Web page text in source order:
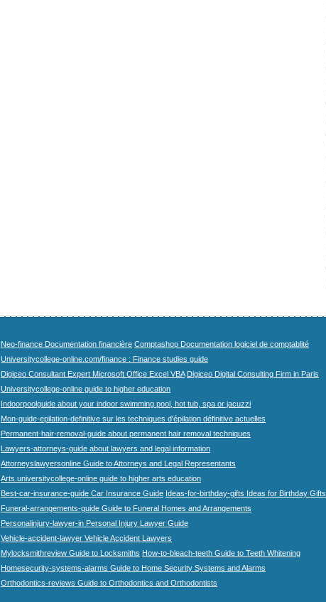
Neo-finance Documentation financière Comptashop Documentation logiciel de comptablité
Universitycollege-online.com/finance : Finance studies guide
Digiceo Consultant Expert Microsoft Office Excel VBA Digiceo Digital Consulting Firm in Paris
Universitycollege-online guide to higher education
Indoorpoolguide about your indoor swimming pool, hot tub, spa or jacuzzi
Mon-guide-epilation-definitive sur les techniques d'épilation définitive actuelles
Permanent-hair-removal-guide about permanent hair removal techniques
Lawyers-attorneys-guide about lawyers and legal information
Attorneyslawyersonline Guide to Attorneys and Legal Representants
Arts.universitycollege-online guide to higher arts education
Best-car-insurance-guide Car Insurance Guide Ideas-for-birthday-gifts Ideas for Birthday Gifts
Funeral-arrangements-guide Guide to Funeral Homes and Arrangements
Personalinjury-lawyer-in Personal Injury Lawyer Guide
Vehicle-accident-lawyer Vehicle Accident Lawyers
Mylocksmithreview Guide to Locksmiths How-to-bleach-teeth Guide to Teeth Whitening
Homesecurity-systems-alarms Guide to Home Security Systems and Alarms
Orthodontics-reviews Guide to Orthodontics and Orthodontists